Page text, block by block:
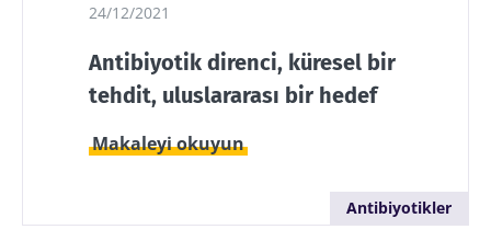
24/12/2021
Antibiyotik direnci, küresel bir
tehdit, uluslararası bir hedef
Makaleyi okuyun
Antibiyotikler